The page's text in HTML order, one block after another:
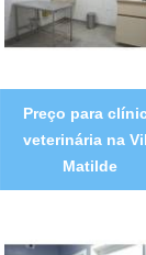
Preço para
veterinária na
Matilde